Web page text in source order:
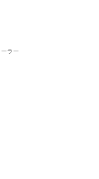
ラー